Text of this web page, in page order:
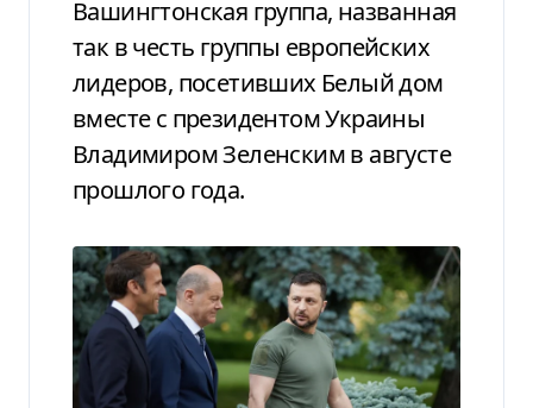
Вашингтонская группа, названная
так в честь группы европейских
лидеров, посетивших Белый дом
вместе с президентом Украины
Владимиром Зеленским в августе
прошлого года.